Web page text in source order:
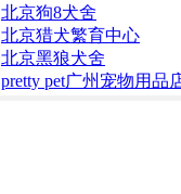
北京狗8犬舍
北京猎犬繁育中心
北京黑狼犬舍
pretty pet广州宠物用品